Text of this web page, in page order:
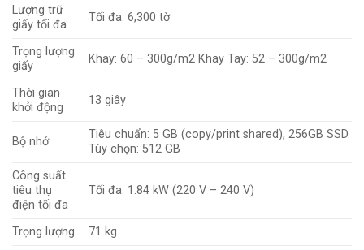
Lượng trữ
giấy tối đa
Tối đa: 6,300 tờ
Trọng lượng
giấy
Khay: 60 – 300g/m2 Khay Tay: 52 – 300g/m2
Thời gian
khởi động
13 giây
Bộ nhớ
Tiêu chuẩn: 5 GB (copy/print shared), 256GB SSD.
Tùy chọn: 512 GB
Công suất
tiêu thụ
điện tối đa
Tối đa. 1.84 kW (220 V – 240 V)
Trọng lượng
71 kg